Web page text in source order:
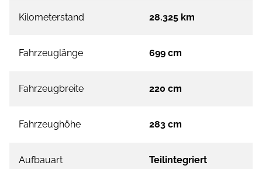
Kilometerstand 28.325 km
Fahrzeuglänge 699 cm
Fahrzeugbreite 220 cm
Fahrzeughöhe 283 cm
Aufbauart Teilintegriert